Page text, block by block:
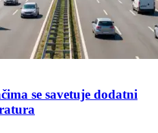
se savetuje dodatni